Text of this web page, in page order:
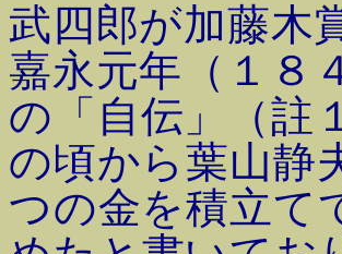
武四郎が加藤木
嘉永元年（１８
の「自伝」（註
の頃から葉山静
つの金を積立て